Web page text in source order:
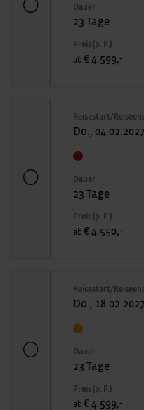
Dauer
23 Tage
Preis (p. P.)
ab € 4.599,-
Reisestart/
Do.,
Dauer
23 Tage
Preis (p. P.)
ab € 4.550,-
Reisestart/
Do.,
Dauer
23 Tage
Preis (p. P.)
ab € 4.599,-